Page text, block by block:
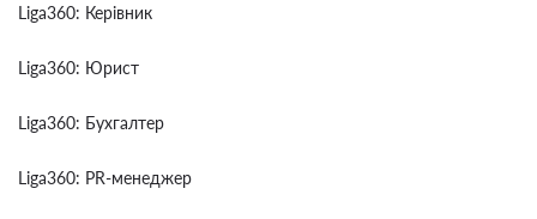
Liga360: Керівник
Liga360: Юрист
Liga360: Бухгалтер
Liga360: PR-менеджер